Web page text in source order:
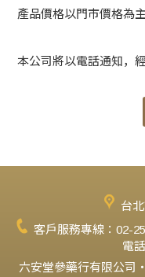
產品價格以門市價格為
本公司將以電話通知，
台
客戶服務專線：02-
電
六安堂參藥行有限公司